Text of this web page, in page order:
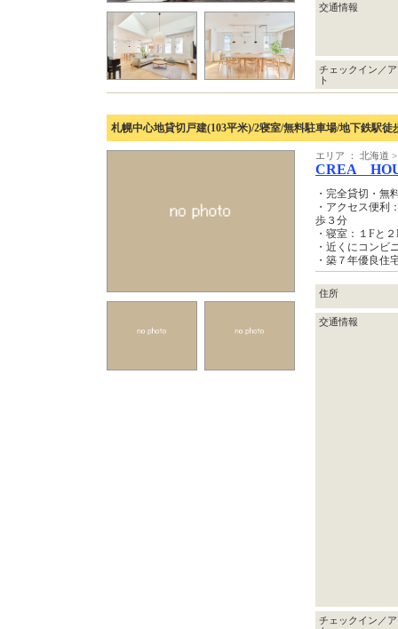
交通情報
チェックイン／
ト
札幌中心地貸切戸建(103平米)/2寝室/無料駐車場/地下鉄駅徒
エリア ： 北海道
CREA
・完全貸切・無
・アクセス便利
歩３分
・寝室：１Fと
・近くにコンビ
・築７年優良住
住所
交通情報
チェックイン／